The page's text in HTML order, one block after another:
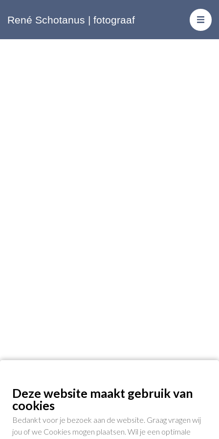
René Schotanus | fotograaf
Deze website maakt gebruik van
cookies
Bedankt voor je bezoek aan de website. Graag vragen wij
jou of we Cookies mogen plaatsen. Wil je een optimale